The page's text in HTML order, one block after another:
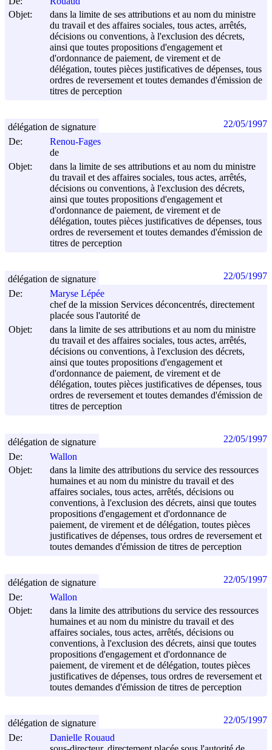
Objet:
dans la limite de ses attributions et au nom du ministre
du travail et des affaires sociales, tous actes, arrêtés,
décisions ou conventions, à l'exclusion des décrets,
ainsi que toutes propositions d'engagement et
d'ordonnance de paiement, de virement et de
délégation, toutes pièces justificatives de dépenses, tous
ordres de reversement et toutes demandes d'émission de
titres de perception
De:
Renou-Fages
de
Objet:
dans la limite de ses attributions et au nom du ministre
du travail et des affaires sociales, tous actes, arrêtés,
décisions ou conventions, à l'exclusion des décrets,
ainsi que toutes propositions d'engagement et
d'ordonnance de paiement, de virement et de
délégation, toutes pièces justificatives de dépenses, tous
ordres de reversement et toutes demandes d'émission de
titres de perception
délégation de signature 22/05/1997
De:
Maryse Lépée
chef de la mission Services déconcentrés, directement
placée sous l'autorité de
Objet:
dans la limite de ses attributions et au nom du ministre
du travail et des affaires sociales, tous actes, arrêtés,
décisions ou conventions, à l'exclusion des décrets,
ainsi que toutes propositions d'engagement et
d'ordonnance de paiement, de virement et de
délégation, toutes pièces justificatives de dépenses, tous
ordres de reversement et toutes demandes d'émission de
titres de perception
délégation de signature 22/05/1997
De:
Wallon
Objet:
dans la limite des attributions du service des ressources
humaines et au nom du ministre du travail et des
affaires sociales, tous actes, arrêtés, décisions ou
conventions, à l'exclusion des décrets, ainsi que toutes
propositions d'engagement et d'ordonnance de
paiement, de virement et de délégation, toutes pièces
justificatives de dépenses, tous ordres de reversement et
toutes demandes d'émission de titres de perception
délégation de signature 22/05/1997
De:
Wallon
Objet:
dans la limite des attributions du service des ressources
humaines et au nom du ministre du travail et des
affaires sociales, tous actes, arrêtés, décisions ou
conventions, à l'exclusion des décrets, ainsi que toutes
propositions d'engagement et d'ordonnance de
paiement, de virement et de délégation, toutes pièces
justificatives de dépenses, tous ordres de reversement et
toutes demandes d'émission de titres de perception
délégation de signature 22/05/1997
De:
Danielle Rouaud
délégation de signature 22/05/1997